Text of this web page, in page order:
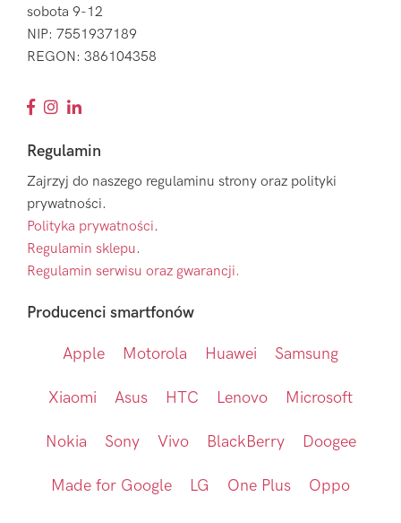
sobota 9-12
NIP: 7551937189
REGON: 386104358
Regulamin
Zajrzyj do naszego regulaminu strony oraz polityki
prywatności.
Polityka prywatności.
Regulamin sklepu.
Regulamin serwisu oraz gwarancji.
Producenci smartfonów
Apple Motorola Huawei Samsung
Xiaomi Asus HTC Lenovo Microsoft
Nokia Sony Vivo BlackBerry Doogee
Made for Google LG One Plus Oppo